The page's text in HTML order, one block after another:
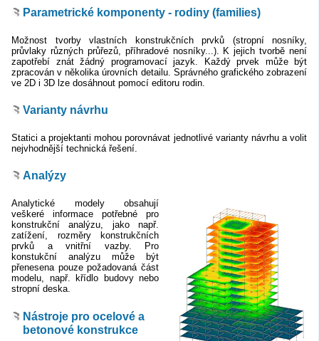
Parametrické komponenty - rodiny (families)
Možnost tvorby vlastních konstrukčních prvků (stropní nosníky,
průvlaky různých průřezů, příhradové nosníky...). K jejich tvorbě není
zapotřebí znát žádný programovací jazyk. Každý prvek může být
zpracován v několika úrovních detailu. Správného grafického zobrazení
ve 2D i 3D lze dosáhnout pomocí editoru rodin.
Varianty návrhu
Statici a projektanti mohou porovnávat jednotlivé varianty návrhu a volit
nejvhodnější technická řešení.
Analýzy
Analytické modely obsahují
veškeré informace potřebné pro
konstrukční analýzu, jako např.
zatížení, rozměry konstrukčních
prvků a vnitřní vazby. Pro
konstukční analýzu může být
přenesena pouze požadovaná část
modelu, např. křídlo budovy nebo
stropní deska.
Nástroje pro ocelové a
betonové konstrukce